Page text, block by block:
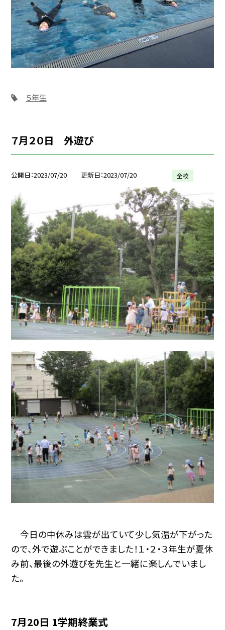
５年生
７月２０日 外遊び
公開日 2023/07/20 更新日 2023/07/20 全校
今日の中休みは雲が出ていて少し気温が下がった
ので、外で遊ぶことができました！１・２・３年生が夏休
み前、最後の外遊びを先生と一緒に楽しんでいまし
た。
7月20日 1学期終業式